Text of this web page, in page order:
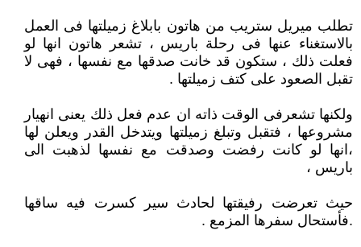
تطلب ميريل ستريب من هاتون بابلاغ زميلتها فى العمل
بالاستغناء عنها فى رحلة باريس ، تشعر هاتون انها لو
فعلت ذلك ، ستكون قد خانت صدقها مع نفسها ، فهى لا
تقبل الصعود على كتف زميلتها .
ولكنها تشعرفى الوقت ذاته ان عدم فعل ذلك يعنى انهيار
مشروعها ، فتقبل وتبلغ زميلتها ويتدخل القدر ويعلن لها
،انها لو كانت رفضت وصدقت مع نفسها لذهبت الى
باريس ،
حيث تعرضت رفيقتها لحادث سير كسرت فيه ساقها
.فأستحال سفرها المزمع .